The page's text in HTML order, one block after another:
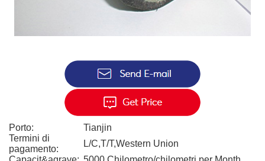
Porto:
Tianjin
Termini di
pagamento:
L/C,T/T,Western Union